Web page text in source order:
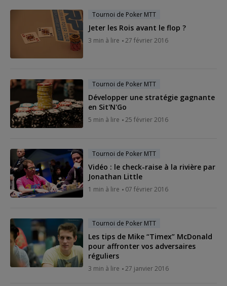
Tournoi de Poker MTT
Jeter les Rois avant le flop ?
3 min à lire 27 février 2016
Tournoi de Poker MTT
Développer une stratégie gagnante
en Sit'N'Go
5 min à lire 25 février 2016
Tournoi de Poker MTT
Vidéo : le check-raise à la rivière par
Jonathan Little
1 min à lire 07 février 2016
Tournoi de Poker MTT
Les tips de Mike “Timex” McDonald
pour affronter vos adversaires
réguliers
3 min à lire 27 janvier 2016